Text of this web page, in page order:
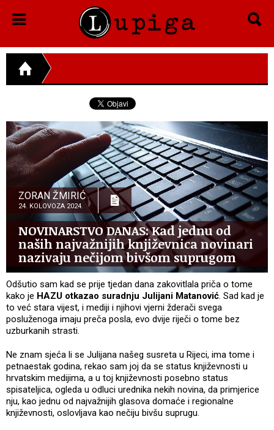
ZORAN ŽMIRIĆ
24. KOLOVOZA 2024.
NOVINARSTVO DANAS: Kad jednu od
naših najvažnijih književnica novinari
nazivaju nečijom bivšom suprugom
Odšutio sam kad se prije tjedan dana zakovitlala priča o tome
kako je HAZU otkazao suradnju Julijani Matanović. Sad kad je
to već stara vijest, i mediji i njihovi vjerni žderači svega
posluženoga imaju preča posla, evo dvije riječi o tome bez
uzburkanih strasti.
Ne znam sjeća li se Julijana našeg susreta u Rijeci, ima tome i
petnaestak godina, rekao sam joj da se status književnosti u
hrvatskim medijima, a u toj književnosti posebno status
spisateljica, ogleda u odluci urednika nekih novina, da primjerice
nju, kao jednu od najvažnijih glasova domaće i regionalne
književnosti, oslovljava kao nečiju bivšu suprugu.